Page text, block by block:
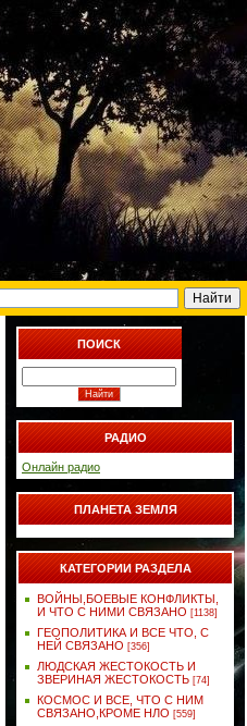
ПОИСК
РАДИО
Онлайн радио
ПЛАНЕТА ЗЕМЛЯ
КАТЕГОРИИ РАЗДЕЛА
ВОЙНЫ,БОЕВЫЕ КОНФЛИКТЫ,
И ЧТО С НИМИ СВЯЗАНО [1138]
ГЕОПОЛИТИКА И ВСЕ ЧТО, С
НЕЙ СВЯЗАНО [356]
ЛЮДСКАЯ ЖЕСТОКОСТЬ И
ЗВЕРИНАЯ ЖЕСТОКОСТЬ [74]
КОСМОС И ВСЕ, ЧТО С НИМ
СВЯЗАНО,КРОМЕ НЛО [559]